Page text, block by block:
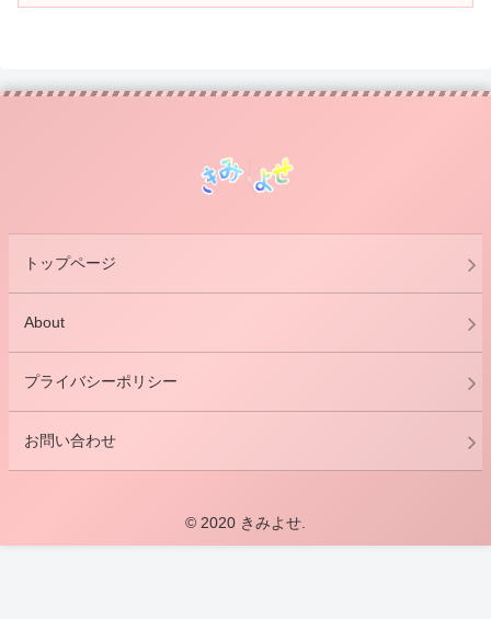
トップページ
About
プライバシーポリシー
お問い合わせ
© 2020 きみよせ.